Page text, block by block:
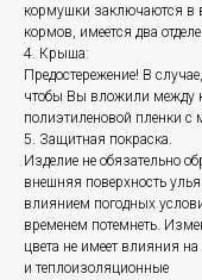
кормушки заключаются в
кормов, имеется два
4. Крыша:
Предостережение! В
чтобы Вы вложили между
полиэтиленовой пленки
5. Защитная покраска.
Изделие не обязательно
внешняя поверхность
влиянием погодных
временем потемнеть.
цвета не имеет влияния
и теплоизоляционные